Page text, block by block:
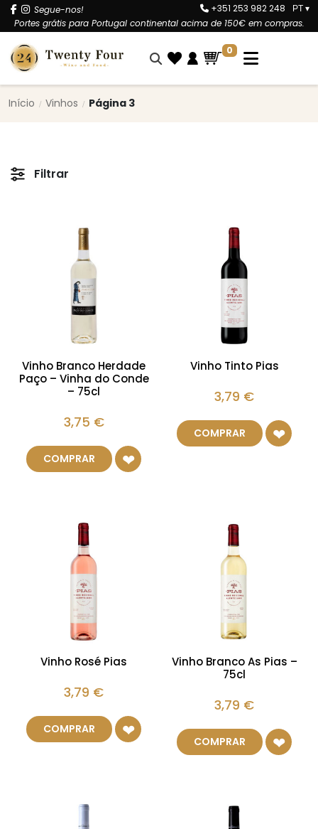
Segue-nos!
Portes grátis para Portugal continental acima de 150€ em compras.
+351 253 982 248 PT ▾
0
Início Vinhos Página 3
Filtrar
Vinho Branco Herdade
Paço – Vinha do Conde
– 75cl
3,75 €
COMPRAR
Vinho Tinto Pias
3,79 €
COMPRAR
Vinho Rosé Pias
3,79 €
COMPRAR
Vinho Branco As Pias –
75cl
3,79 €
COMPRAR